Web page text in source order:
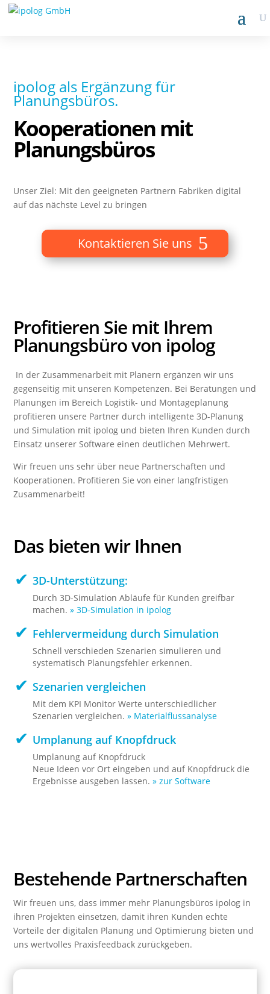
ipolog als Ergänzung für
Planungsbüros.
Kooperationen mit
Planungsbüros
Unser Ziel: Mit den geeigneten Partnern Fabriken digital
auf das nächste Level zu bringen
Kontaktieren Sie uns
Profitieren Sie mit Ihrem
Planungsbüro von ipolog
In der Zusammenarbeit mit Planern ergänzen wir uns
gegenseitig mit unseren Kompetenzen. Bei Beratungen und
Planungen im Bereich Logistik- und Montageplanung
profitieren unsere Partner durch intelligente 3D-Planung
und Simulation mit ipolog und bieten Ihren Kunden durch
Einsatz unserer Software einen deutlichen Mehrwert.
Wir freuen uns sehr über neue Partnerschaften und
Kooperationen. Profitieren Sie von einer langfristigen
Zusammenarbeit!
Das bieten wir Ihnen
3D-Unterstützung:
Durch 3D-Simulation Abläufe für Kunden greifbar
machen. » 3D-Simulation in ipolog
Fehlervermeidung durch Simulation
Schnell verschieden Szenarien simulieren und
systematisch Planungsfehler erkennen.
Szenarien vergleichen
Mit dem KPI Monitor Werte unterschiedlicher
Szenarien vergleichen.» Materialflussanalyse
Umplanung auf Knopfdruck
Umplanung auf Knopfdruck
Neue Ideen vor Ort eingeben und auf Knopfdruck die
Ergebnisse ausgeben lassen.» zur Software
Bestehende Partnerschaften
Wir freuen uns, dass immer mehr Planungsbüros ipolog in
ihren Projekten einsetzen, damit ihren Kunden echte
Vorteile der digitalen Planung und Optimierung bieten und
uns wertvolles Praxisfeedback zurückgeben.